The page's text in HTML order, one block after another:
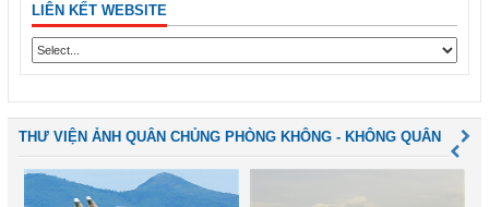
LIÊN KẾT WEBSITE
THƯ VIỆN ẢNH QUÂN CHỦNG PHÒNG KHÔNG - KHÔNG QUÂN